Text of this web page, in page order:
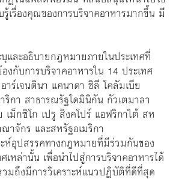
รู้เรื่องคุณของการบริจาคอาหารมากขึ้น มี
บุและอธิบายกฎหมายภายในประเทศที่
องกับการบริจาคอาหารใน 14 ประเทศ
าร์เจนตินา แคนาดา ชิลี โคลัมเบีย
ริกา สาธารณรัฐโดมินิกัน กัวเตมาลา
เม็กซิโก เปรู สิงคโปร์ แอฟริกาใต้ สห
าจักร และสหรัฐอเมริกา
ะห์อุปสรรคทางกฎหมายที่มีร่วมกันของ
เหล่านั้น เพื่อนำไปสู่การบริจาคอาหารได้
มถึงมีการวิเคราะห์แนวปฏิบัติที่ดีที่สุด